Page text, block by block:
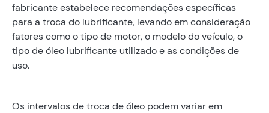
fabricante estabelece recomendações específicas
para a troca do lubrificante, levando em consideração
fatores como o tipo de motor, o modelo do veículo, o
tipo de óleo lubrificante utilizado e as condições de
uso.
Os intervalos de troca de óleo podem variar em